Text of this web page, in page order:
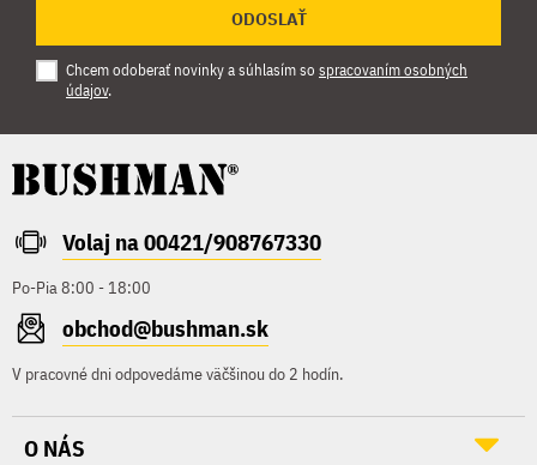
ODOSLAŤ
Chcem odoberať novinky a súhlasím so spracovaním osobných
údajov.
Volaj na 00421/908767330
Po-Pia 8:00 - 18:00
obchod@bushman.sk
V pracovné dni odpovedáme väčšinou do 2 hodín.
O NÁS